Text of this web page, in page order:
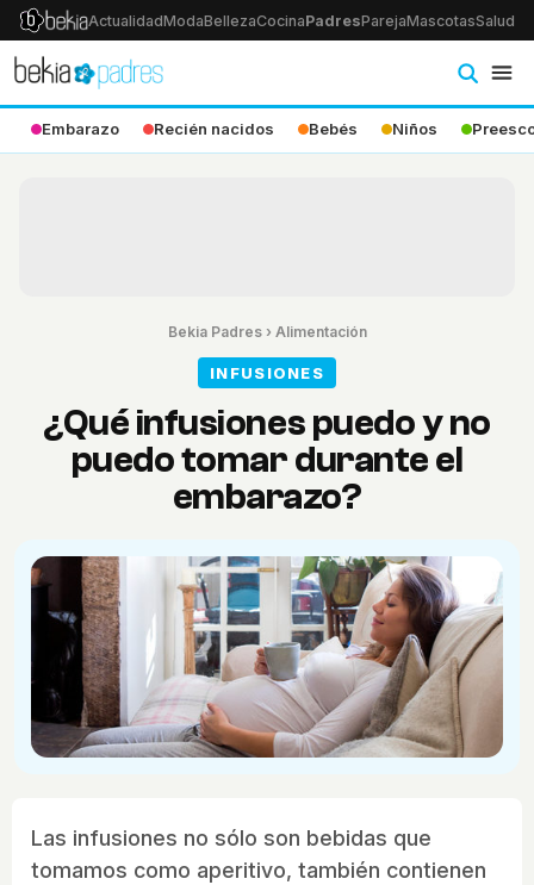
ActualidadModaBellezaCocinaPadresParejaMascotasSalud
Embarazo Recién nacidos Bebés Niños
Bekia Padres› Alimentación
INFUSIONES
¿Qué infusiones puedo y no
puedo tomar durante el
embarazo?
Las infusiones no sólo son bebidas que
tomamos como aperitivo, también contienen